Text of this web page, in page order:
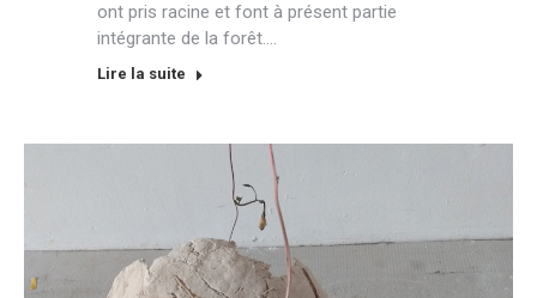
ont pris racine et font à présent partie
intégrante de la forêt.…
Lire la suite